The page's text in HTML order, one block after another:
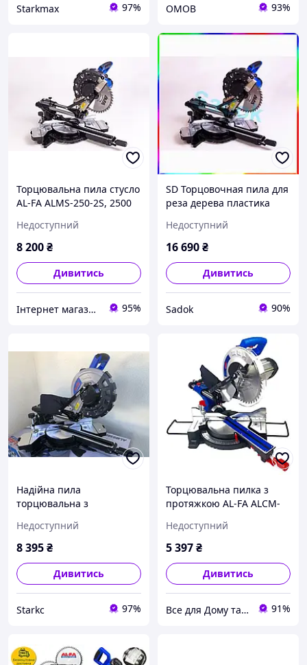
Starkmax 97% ОМОВ 93%
Торцювальна пила стусло
AL-FA ALMS-250-2S, 2500
деревом та алюмінію +
лазерна указка
Недоступний
8 200₴
Дивитись
Інтернет магазин 🛠 Men’s Tool 95%
SD Торцовочная пила для
реза дерева пластика
инструмент для
мастерских Sadok top
Недоступний
16 690₴
Дивитись
Sadok 90%
Надійна пила
торцювальна з
ALMS250-2S Торцювання
з функцією протяжки
Недоступний
8 395₴
Дивитись
Starkс 97%
Торцювальна пилка з
протяжкою AL-FA ALCM-
Недоступний
5 397₴
Дивитись
Все для Дому та Саду Bizon24🛠 91%